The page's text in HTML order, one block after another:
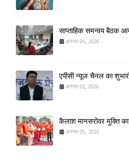
साप्ताहिक समन्वय बैठक
अगस्त 04, 2026
एपीसी न्यूज चैनल का
अगस्त 02, 2026
कैलाश मानसरोवर मुक्ति
अगस्त 05, 2026